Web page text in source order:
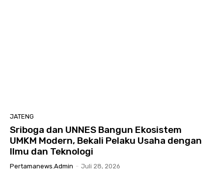
JATENG
Sriboga dan UNNES Bangun Ekosistem
UMKM Modern, Bekali Pelaku Usaha dengan
Ilmu dan Teknologi
Pertamanews.admin - Juli 28, 2026